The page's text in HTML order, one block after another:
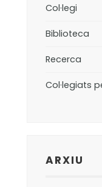
Col·legi
Biblioteca
Recerca
Col·legiats
ARXIU